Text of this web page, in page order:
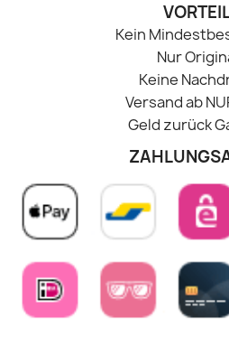
Kein
Nur
Keine
Versand ab
Geld zurück